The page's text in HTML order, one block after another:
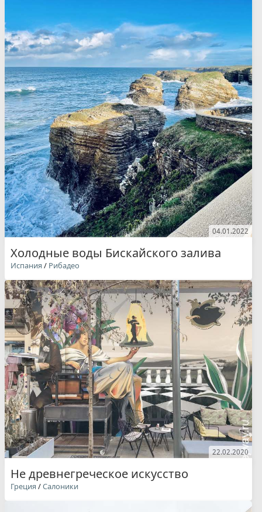
04.01.2022
Холодные воды Бискайского залива
Испания / Рибадео
22.02.2020
Не древнегреческое искусство
Греция /Салоники